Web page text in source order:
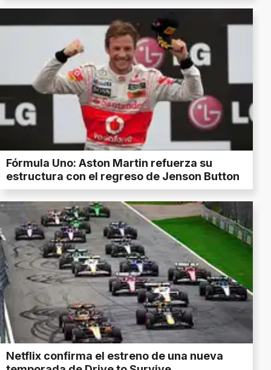
Fórmula Uno: Aston Martin refuerza su
estructura con el regreso de Jenson Button
Netflix confirma el estreno de una nueva